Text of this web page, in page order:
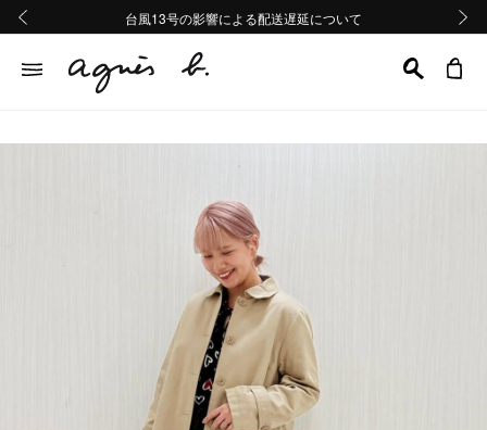
熊本地域地震の影響による配送遅延について
Summer Sale 2buy10%OFF!!
台風13号の影響による配送遅延について
熊本地域地震の影響による配送遅延について
Summer Sale 2buy10%OFF!!